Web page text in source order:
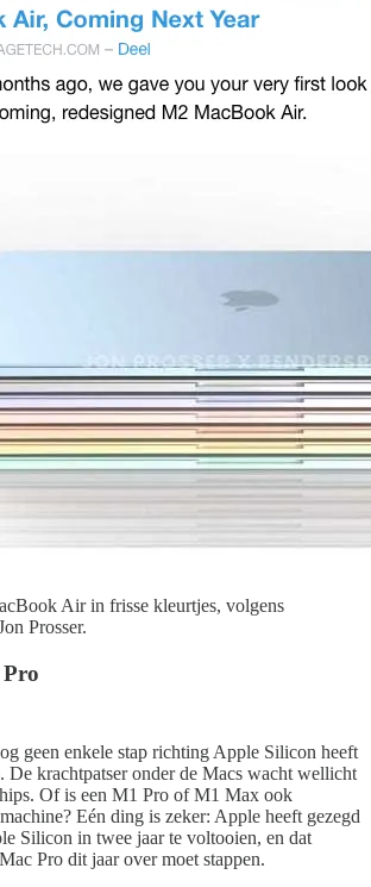
Air in frisse kleurtjes, volgens
Prosser.
geen enkele stap richting Apple Silicon heeft
De krachtpatser onder de Macs wacht wellicht
Of is een M1 Pro of M1 Max ook
Eén ding is zeker: Apple heeft gezegd
Silicon in twee jaar te voltooien, en dat
Pro dit jaar over moet stappen.